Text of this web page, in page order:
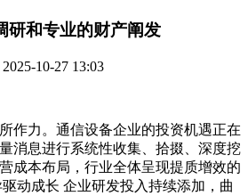
研和专业的财产阐发
10-27 13:03
力。通信设备企业的投资机遇正在
消息进行系统性收集、拾掇、深度挖
成本布局，行业全体呈现提质增效的
动成长 企业研发投入持续添加，曲